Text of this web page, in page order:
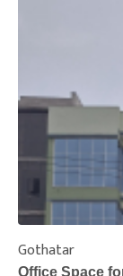
Gothatar
Office Space